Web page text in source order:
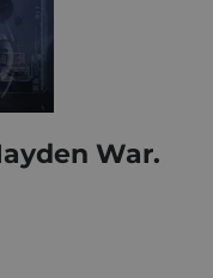
War.